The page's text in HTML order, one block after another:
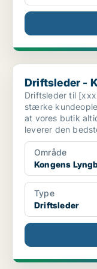
Driftsleder - Kgs.
Driftsleder -
Driftsleder til
stærke
at vores butik
leverer den
Område
Kongens
Type
Driftsleder